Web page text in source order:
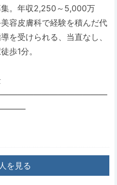
。年収2,250～5,000万
容皮膚科で経験を積んだ代
を受けられる、当直なし、
歩1分。
を見る